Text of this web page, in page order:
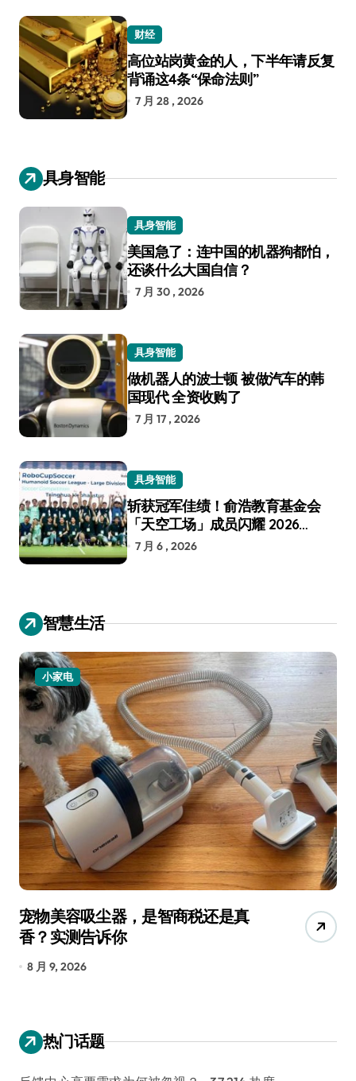
财经
高位站岗黄金的人，下半年请反复
背诵这4条“保命法则”
7 月 28 , 2026
具身智能
具身智能
美国急了：连中国的机器狗都怕，
还谈什么大国自信？
7 月 30 , 2026
具身智能
做机器人的波士顿 被做汽车的韩
国现代 全资收购了
7 月 17 , 2026
具身智能
斩获冠军佳绩！俞浩教育基金会
「天空工场」成员闪耀 2026
RoboCup 机器人世界杯
7 月 6 , 2026
智慧生活
小家电
宠物美容吸尘器，是智商税还是真
香？实测告诉你
8 月 9, 2026
热门话题